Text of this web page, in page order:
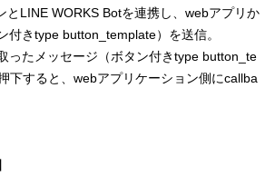
とLINE WORKS Botを連携し、webアプリか
付きtype button_template）を送信。
った メッセージ（ボタン付きtype button_te
下すると、webアプリケーション側にcallba